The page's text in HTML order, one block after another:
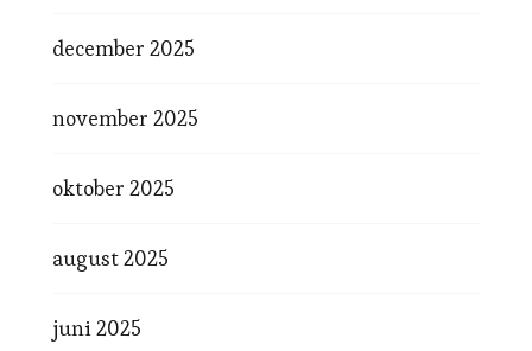
december 2025
november 2025
oktober 2025
august 2025
juni 2025